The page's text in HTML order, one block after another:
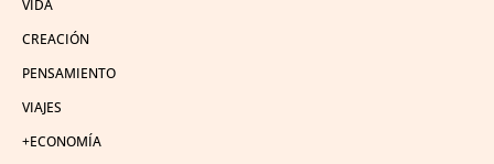
VIDA
CREACIÓN
PENSAMIENTO
VIAJES
+ECONOMÍA